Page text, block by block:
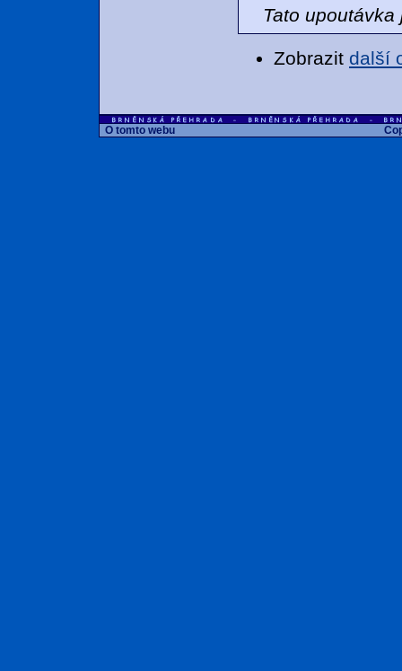
Tato
Zobrazit další
O tomto webu